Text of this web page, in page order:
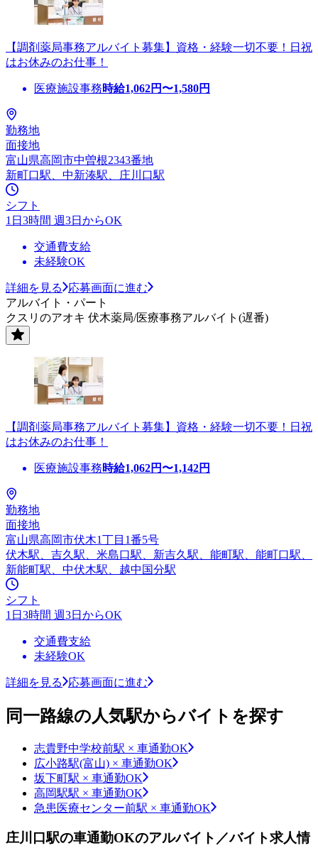
【調剤薬局事務アルバイト募集】資格・経験一切不要！日祝
はお休みのお仕事！
医療施設事務時給1,062円〜1,580円
勤務地
面接地
富山県高岡市中曽根2343番地
新町口駅、中新湊駅、庄川口駅
シフト
1日3時間 週3日からOK
交通費支給
未経験OK
詳細を見る
応募画面に進む
アルバイト・パート
クスリのアオキ 伏木薬局/医療事務アルバイト(遅番)
【調剤薬局事務アルバイト募集】資格・経験一切不要！日祝
はお休みのお仕事！
医療施設事務時給1,062円〜1,142円
勤務地
面接地
富山県高岡市伏木1丁目1番5号
伏木駅、吉久駅、米島口駅、新吉久駅、能町駅、能町口駅、
新能町駅、中伏木駅、越中国分駅
シフト
1日3時間 週3日からOK
交通費支給
未経験OK
詳細を見る 応募画面に進む
同一路線の人気駅からバイトを探す
志貴野中学校前駅 × 車通勤OK
広小路駅(富山) × 車通勤OK
坂下町駅 × 車通勤OK
高岡駅駅 × 車通勤OK
急患医療センター前駅 × 車通勤OK
庄川口駅の車通勤OKのアルバイト／バイト求人情